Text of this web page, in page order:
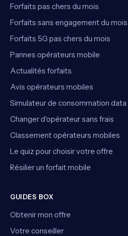
Forfaits pas chers du mois
Forfaits sans engagement du mois
Forfaits 5G pas chers du mois
Pannes opérateurs mobile
Actualités forfaits
Avis opérateurs mobiles
Simulateur de consommation data
Changer d'opérateur sans frais
Classement opérateurs mobiles
Le quiz pour choisir votre offre
Résilier un forfait mobile
GUIDES BOX
Obtenir mon offre
Votre conseiller